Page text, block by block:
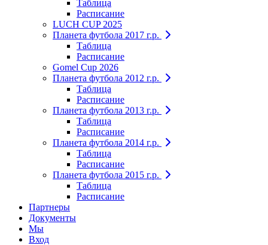
Таблица
Расписание
LUCH CUP 2025
Планета футбола 2017 г.р.
Таблица
Расписание
Gomel Cup 2026
Планета футбола 2012 г.р.
Таблица
Расписание
Планета футбола 2013 г.р.
Таблица
Расписание
Планета футбола 2014 г.р.
Таблица
Расписание
Планета футбола 2015 г.р.
Таблица
Расписание
Партнеры
Документы
Мы
Вход